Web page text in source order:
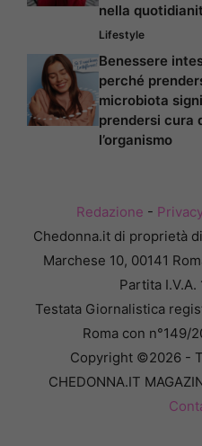
nella
Lifestyle
Benessere
perché
microbiota
prendersi cura
l’organismo
Redazione -
Chedonna.it di proprietà
Marchese 10, 00141
Partita I.V.A.
Testata Giornalistica
Roma con n°149/
Copyright ©2026 -
CHEDONNA.IT